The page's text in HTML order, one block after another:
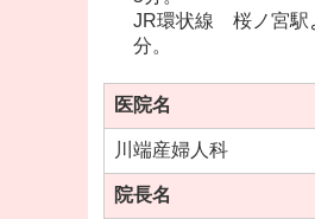
JR環状線 桜ノ宮駅
分。
医院名
川端産婦人科
院長名